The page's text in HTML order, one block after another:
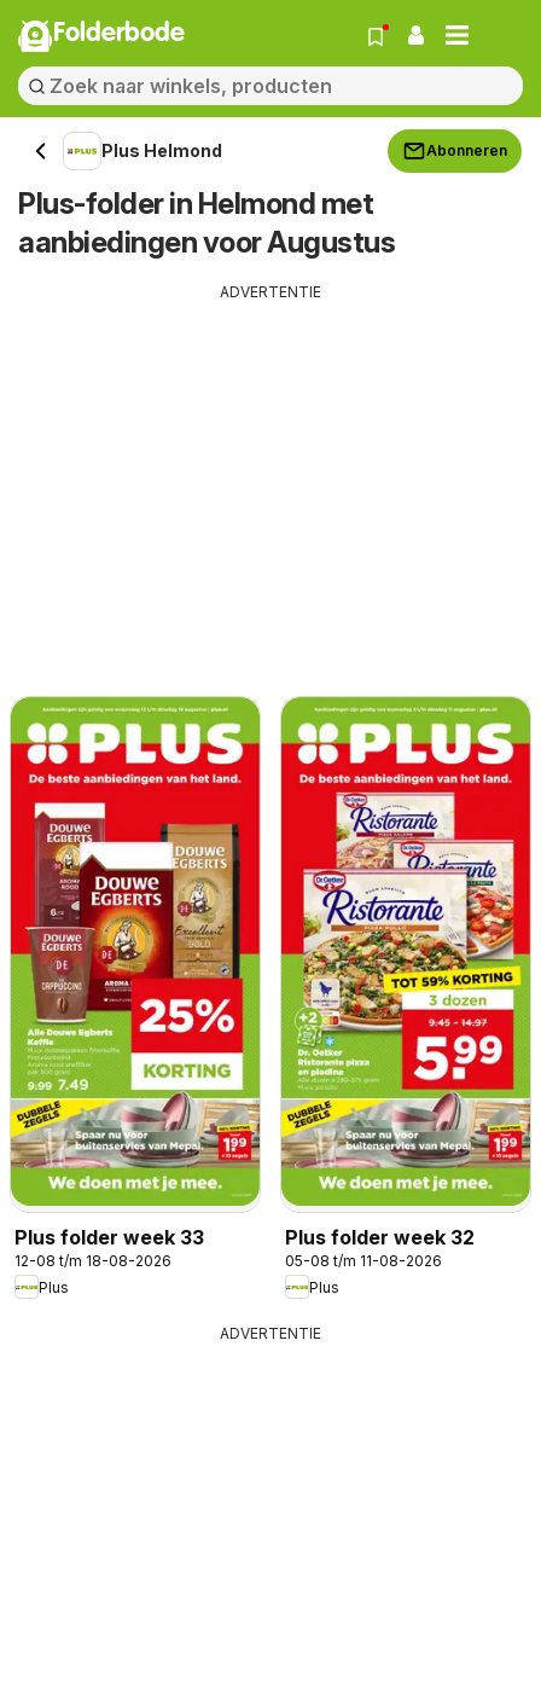
Folderbode
Plus Helmond Abonneren
Plus-folder in Helmond met
aanbiedingen voor Augustus
ADVERTENTIE
Plus folder week 33
12-08 t/m 18-08-2026
Plus
Plus folder week 32
05-08 t/m 11-08-2026
Plus
ADVERTENTIE